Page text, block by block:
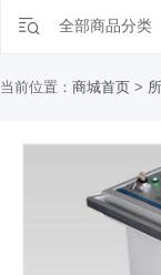
全部商品分类
当前位置： 商城首页 >